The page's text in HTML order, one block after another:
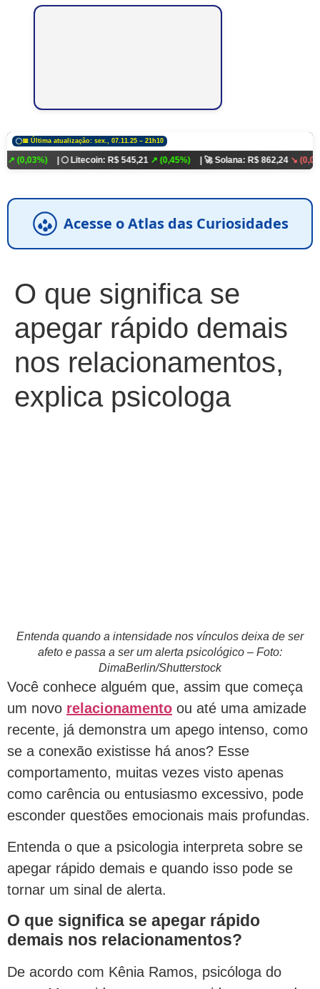
📅 Última atualização: sex., 07.11.25 – 21h10
| 🌕 Litecoin: R$ 545,21 ↗ (0,45%) | 🚀 Solana: R$ 862,24 ↘ (0,01%) 💵
Acesse o Atlas das Curiosidades
O que significa se
apegar rápido demais
nos relacionamentos,
explica psicologa
Entenda quando a intensidade nos vínculos deixa de ser
afeto e passa a ser um alerta psicológico – Foto:
DimaBerlin/Shutterstock
Você conhece alguém que, assim que começa
um novo relacionamento ou até uma amizade
recente, já demonstra um apego intenso, como
se a conexão existisse há anos? Esse
comportamento, muitas vezes visto apenas
como carência ou entusiasmo excessivo, pode
esconder questões emocionais mais profundas.
Entenda o que a psicologia interpreta sobre se
apegar rápido demais e quando isso pode se
tornar um sinal de alerta.
O que significa se apegar rápido
demais nos relacionamentos?
De acordo com Kênia Ramos, psicóloga do